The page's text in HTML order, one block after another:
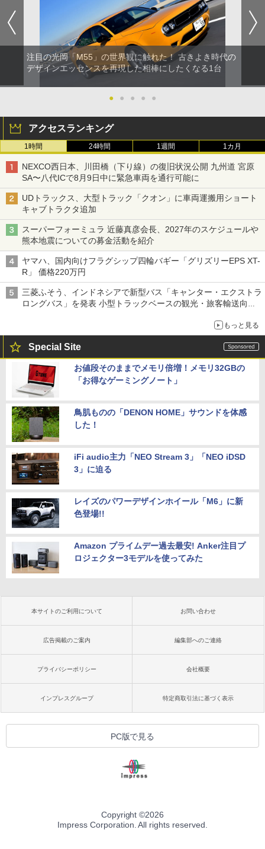
注目の光岡「M55」の世界観に触れた！ 古きよき時代の
デザインエッセンスを再現した相棒にしたくなる1台
● ● ● ● ●
アクセスランキング
1時間 24時間 1週間 1カ月
NEXCO西日本、川田橋（下り線）の復旧状況公開 九州道 宮原
SA〜八代ICで8月9日中に緊急車両を通行可能に
UDトラックス、大型トラック「クオン」に車両運搬用ショート
キャブトラクタ追加
スーパーフォーミュラ 近藤真彦会長、2027年のスケジュールや
熊本地震についての募金活動を紹介
ヤマハ、国内向けフラグシップ四輪バギー「グリズリーEPS XT-
R」 価格220万円
三菱ふそう、インドネシアで新型バス「キャンター・エクストラ
ロングバス」を発表 小型トラックベースの観光・旅客輸送向け
もっと見る
Special Site
お値段そのままでメモリ倍増！メモリ32GBの
「お得なゲーミングノート」
鳥肌ものの「DENON HOME」サウンドを体感
した！
iFi audio主力「NEO Stream 3」「NEO iDSD
3」に迫る
レイズのパワーデザインホイール「M6」に新
色登場!!
Amazon プライムデー過去最安! Anker注目プ
ロジェクター3モデルを使ってみた
本サイトのご利用について お問い合わせ
広告掲載のご案内 編集部へのご連絡
プライバシーポリシー 会社概要
インプレスグループ 特定商取引法に基づく表示
PC版で見る
Copyright ©2026
Impress Corporation. All rights reserved.